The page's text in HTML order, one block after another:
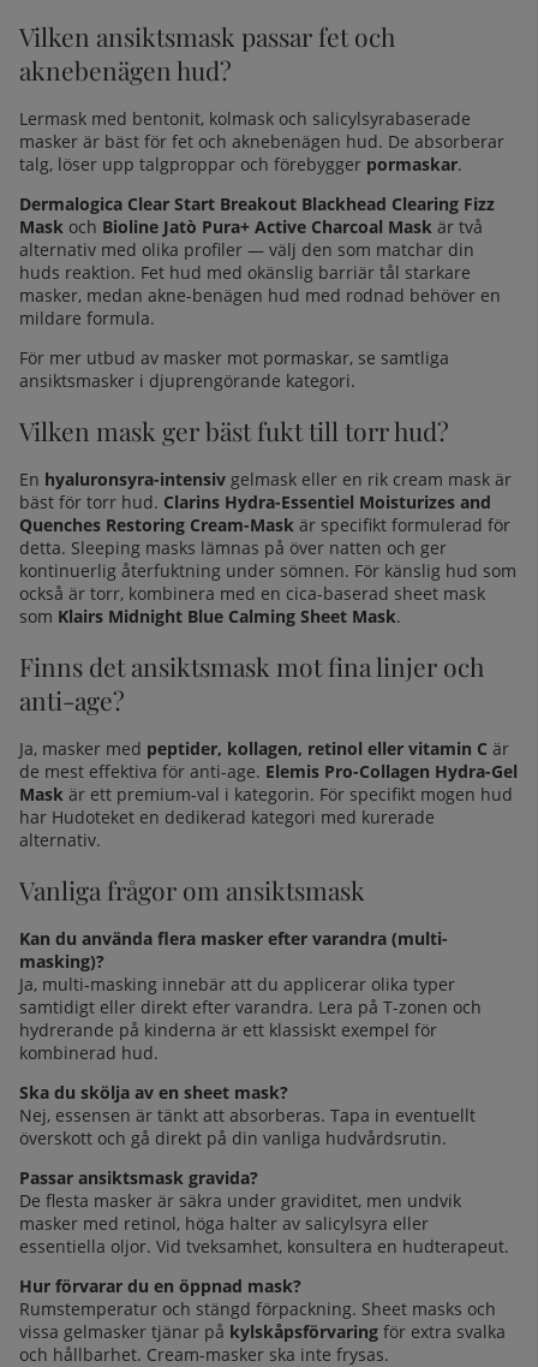
Vilken ansiktsmask passar fet och
aknebenägen hud?
Lermask med bentonit, kolmask och salicylsyrabaserade
masker är bäst för fet och aknebenägen hud. De absorberar
talg, löser upp talgproppar och förebygger pormaskar.
Dermalogica Clear Start Breakout Blackhead Clearing Fizz
Mask och Bioline Jatò Pura+ Active Charcoal Mask är två
alternativ med olika profiler — välj den som matchar din
huds reaktion. Fet hud med okänslig barriär tål starkare
masker, medan akne-benägen hud med rodnad behöver en
mildare formula.
För mer utbud av masker mot pormaskar, se samtliga
ansiktsmasker i djuprengörande kategori.
Vilken mask ger bäst fukt till torr hud?
En hyaluronsyra-intensiv gelmask eller en rik cream mask är
bäst för torr hud. Clarins Hydra-Essentiel Moisturizes and
Quenches Restoring Cream-Mask är specifikt formulerad för
detta. Sleeping masks lämnas på över natten och ger
kontinuerlig återfuktning under sömnen. För känslig hud som
också är torr, kombinera med en cica-baserad sheet mask
som Klairs Midnight Blue Calming Sheet Mask.
Finns det ansiktsmask mot fina linjer och
anti-age?
Ja, masker med peptider, kollagen, retinol eller vitamin C är
de mest effektiva för anti-age. Elemis Pro-Collagen Hydra-Gel
Mask är ett premium-val i kategorin. För specifikt mogen hud
har Hudoteket en dedikerad kategori med kurerade
alternativ.
Vanliga frågor om ansiktsmask
Kan du använda flera masker efter varandra (multi-
masking)?
Ja, multi-masking innebär att du applicerar olika typer
samtidigt eller direkt efter varandra. Lera på T-zonen och
hydrerande på kinderna är ett klassiskt exempel för
kombinerad hud.
Ska du skölja av en sheet mask?
Nej, essensen är tänkt att absorberas. Tapa in eventuellt
överskott och gå direkt på din vanliga hudvårdsrutin.
Passar ansiktsmask gravida?
De flesta masker är säkra under graviditet, men undvik
masker med retinol, höga halter av salicylsyra eller
essentiella oljor. Vid tveksamhet, konsultera en hudterapeut.
Hur förvarar du en öppnad mask?
Rumstemperatur och stängd förpackning. Sheet masks och
vissa gelmasker tjänar på kylskåpsförvaring för extra svalka
och hållbarhet. Cream-masker ska inte frysas.